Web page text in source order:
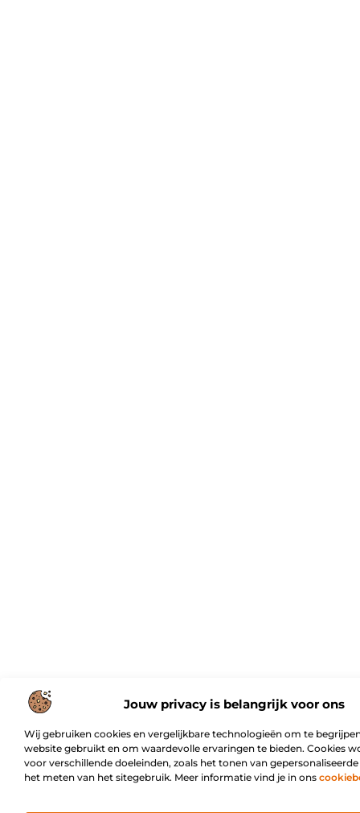
Jouw privacy is belangrijk voor ons
Wij gebruiken cookies en vergelijkbare technologieën om te
website gebruikt en om waardevolle ervaringen te bieden. Cookies
voor verschillende doeleinden, zoals het tonen van
het meten van het sitegebruik. Meer informatie vind je in ons